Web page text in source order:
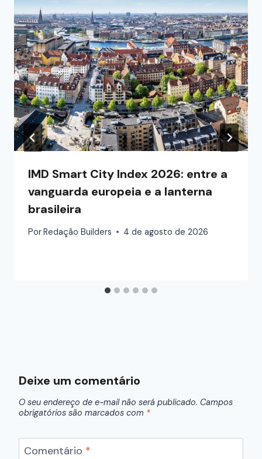
IMD Smart City Index 2026: entre a
vanguarda europeia e a lanterna
brasileira
PorRedação Builders 4 de agosto de 2026
Deixe um comentário
O seu endereço de e-mail não será publicado. Campos
obrigatórios são marcados com *
Comentário *